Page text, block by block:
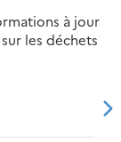
à jour
les déchets